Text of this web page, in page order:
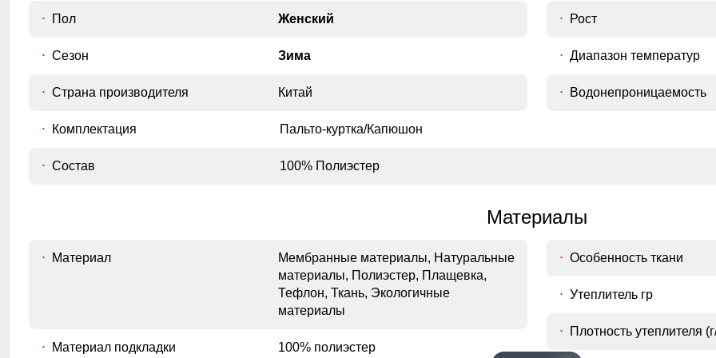
голень.
прорези на молнии дополнительно усиливают
прорези на молнии дополнительно усиливают
E
Расстояние от подмышечного шва
Полуобхват бедер
точкам ягодиц.
Пол Женский
Сезон Зима
Страна производителя Китай
Рост
Диапазон температур
Водонепроницаемость
Комплектация Пальто-куртка/Капюшон
Состав 100% Полиэстер
Материалы
Материал
Мембранные материалы, Натуральные
материалы, Полиэстер, Плащевка,
Тефлон, Ткань, Экологичные
материалы
Материал подкладки 100% полиэстер
Особенность ткани
Утеплитель гр
Плотность утеплителя